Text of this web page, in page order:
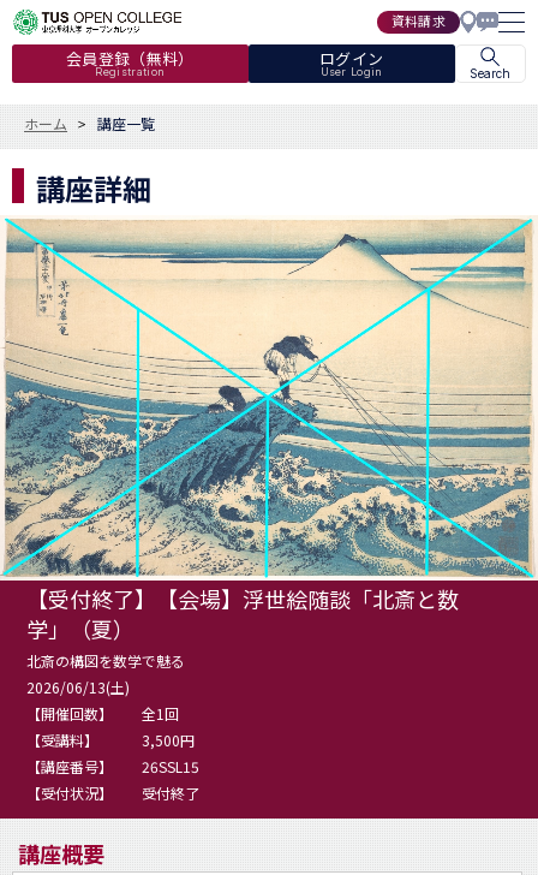
資料請求
会員登録（無料）
Registration
ログイン
User Login Search
ホーム 講座一覧
講座詳細
【受付終了】【会場】浮世絵随談「北斎と数
学」（夏）
北斎の構図を数学で魅る
2026/06/13(土)
【開催回数】
全1回
【受講料】
3,500円
【講座番号】
26SSL15
【受付状況】
受付終了
講座概要